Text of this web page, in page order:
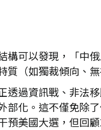
構可以發現，「中
質（如獨裁傾向、
透過資訊戰、非法
部化。這不僅免除
預美國大選，但回